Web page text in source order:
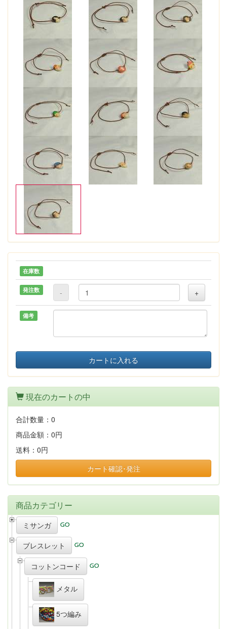
在庫数
発注数 - +
備考
カートに入れる
現在のカートの中
合計数量： 0
商品金額： 0円
送料： 0円
カート確認･発注
商品カテゴリー
ミサンガ
ブレスレット
コットンコード
メタル
5つ編み